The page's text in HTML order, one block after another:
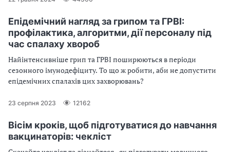
Епідемічний нагляд за грипом та ГРВІ:
профілактика, алгоритми, дії персоналу під
час спалаху хвороб
Найінтенсивніше грип та ГРВІ поширюються в періоди
сезонного імунодефіциту. То що ж робити, аби не допустити
епідемічних спалахів цих захворювань?
23 серпня 2023 12162
Вісім кроків, щоб підготуватися до навчання
вакцинаторів: чекліст